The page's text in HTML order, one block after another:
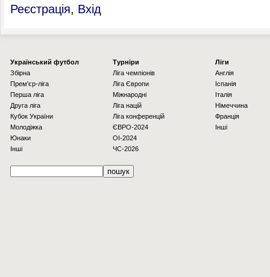
Реєстрація, Вхід
Українcький футбол
Збірна
Прем'єр-ліга
Перша ліга
Друга ліга
Кубок України
Молодіжка
Юнаки
Інші
Турніри
Ліга чемпіонів
Ліга Європи
Міжнародні
Ліга націй
Ліга конференцій
ЄВРО-2024
OI-2024
ЧС-2026
Ліги
Англія
Іспанія
Італія
Німеччина
Франція
Інші